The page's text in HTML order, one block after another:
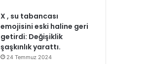
X , su tabancası
emojisini eski haline geri
getirdi: Değişiklik
şaşkınlık yarattı.
24 Temmuz 2024